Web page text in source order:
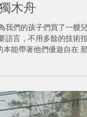
木舟
我們的孩子們買了一艘兒
語言，不用多餘的技術指
能帶著他們優遊自在 那